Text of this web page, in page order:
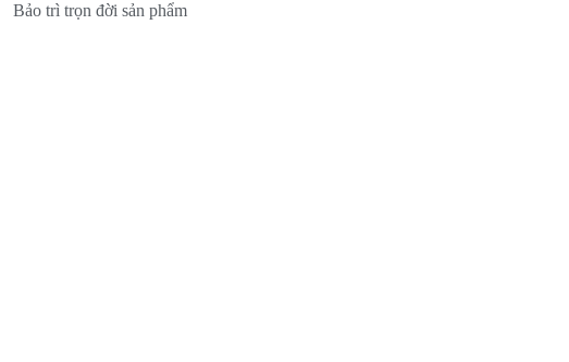
Bảo trì trọn đời sản phẩm